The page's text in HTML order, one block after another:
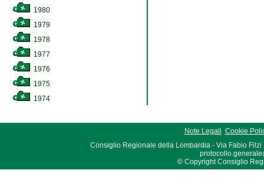
1980
1979
1978
1977
1976
1975
1974
Note Legali Cookie
Consiglio Regionale della Lombardia - Via Fabio Filzi
© Copyright Consiglio